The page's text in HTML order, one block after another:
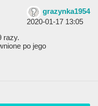
grazynka1954
2020-01-17 13:05
razy.
po jego